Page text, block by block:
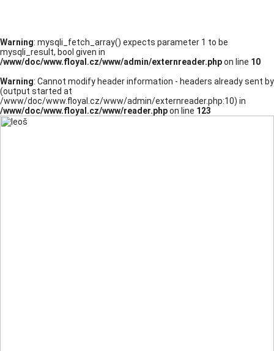
Warning: mysqli_fetch_array() expects parameter 1 to be
mysqli_result, bool given in
/www/doc/www.floyal.cz/www/admin/externreader.phpon line 10
Warning: Cannot modify header information - headers already sent by
(output started at
/www/doc/www.floyal.cz/www/admin/externreader.php:10) in
/www/doc/www.floyal.cz/www/reader.phpon line 123